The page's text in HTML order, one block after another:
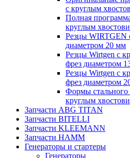
с круглым
Полная
круглым
Резцы WIRTGEN
диаметром 20 мм
Резцы Wirtgen с
фрез диаметром
Резцы Wirtgen с
фрез диаметром
Формы стального
круглым
Запчасти ABG TITAN
Запчасти BITELLI
Запчасти KLEEMANN
Запчасти HAMM
Генераторы и стартеры
Генераторы